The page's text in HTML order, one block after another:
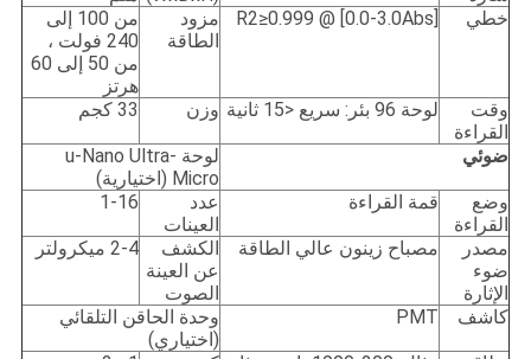
خطي
R2≥0.999 @ [0.0-3.0Abs]
مزود
الطاقة
من 100 إلى
240 فولت ،
من 50 إلى 60
هرتز
وقت
القراءة
لوحة 96 بئر: سريع <15 ثانية وزن 33 كجم
ضوئي
لوحة u-Nano Ultra-
Micro (اختيارية)
وضع
القراءة
قمة القراءة
عدد
العينات
1-16
مصدر
ضوء
الإثارة
مصباح زينون عالي الطاقة
الكشف
عن العينة
الصوت
2-4 ميكرولتر
كاشف PMT
وحدة الحاقن التلقائي
(اختياري)